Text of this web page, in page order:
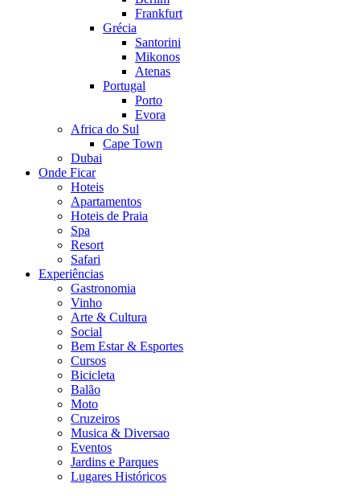
Frankfurt
Grécia
Santorini
Mikonos
Atenas
Portugal
Porto
Evora
Africa do Sul
Cape Town
Dubai
Onde Ficar
Hoteis
Apartamentos
Hoteis de Praia
Spa
Resort
Safari
Experiências
Gastronomia
Vinho
Arte & Cultura
Social
Bem Estar & Esportes
Cursos
Bicicleta
Balão
Moto
Cruzeiros
Musica & Diversao
Eventos
Jardins e Parques
Lugares Históricos